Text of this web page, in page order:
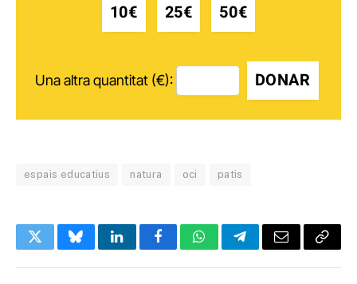
10€ 25€ 50€
Una altra quantitat (€): DONAR
espais educatius natura oci patis
TwitterBlueskyLinkedInFacebookWhatsAppTelegramEmail Copy